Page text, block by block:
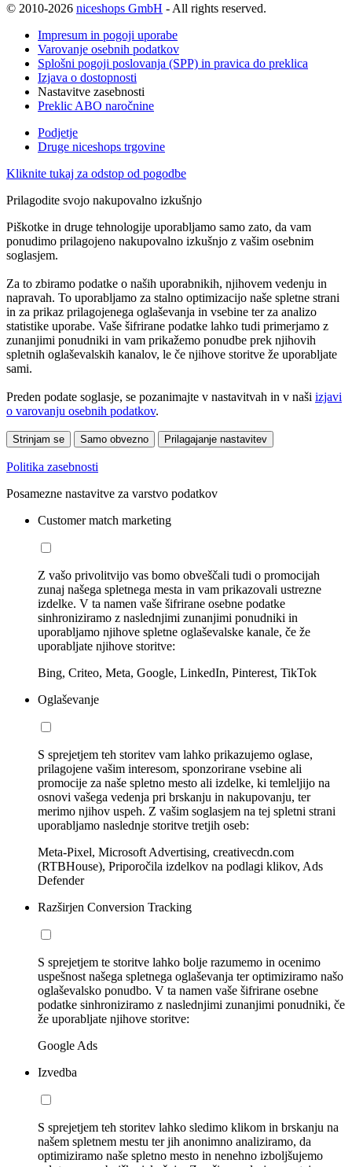
© 2010-2026 niceshops GmbH - All rights reserved.
Impresum in pogoji uporabe
Varovanje osebnih podatkov
Splošni pogoji poslovanja (SPP) in pravica do preklica
Izjava o dostopnosti
Nastavitve zasebnosti
Preklic ABO naročnine
Podjetje
Druge niceshops trgovine
Kliknite tukaj za odstop od pogodbe
Prilagodite svojo nakupovalno izkušnjo
Piškotke in druge tehnologije uporabljamo samo zato, da vam
ponudimo prilagojeno nakupovalno izkušnjo z vašim osebnim
soglasjem.
Za to zbiramo podatke o naših uporabnikih, njihovem vedenju in
napravah. To uporabljamo za stalno optimizacijo naše spletne strani
in za prikaz prilagojenega oglaševanja in vsebine ter za analizo
statistike uporabe. Vaše šifrirane podatke lahko tudi primerjamo z
zunanjimi ponudniki in vam prikažemo ponudbe prek njihovih
spletnih oglaševalskih kanalov, le če njihove storitve že uporabljate
sami.
Preden podate soglasje, se pozanimajte v nastavitvah in v naši izjavi
o varovanju osebnih podatkov.
Strinjam se Samo obvezno Prilagajanje nastavitev
Politika zasebnosti
Posamezne nastavitve za varstvo podatkov
Customer match marketing
Z vašo privolitvijo vas bomo obveščali tudi o promocijah
zunaj našega spletnega mesta in vam prikazovali ustrezne
izdelke. V ta namen vaše šifrirane osebne podatke
sinhroniziramo z naslednjimi zunanjimi ponudniki in
uporabljamo njihove spletne oglaševalske kanale, če že
uporabljate njihove storitve:
Bing, Criteo, Meta, Google, LinkedIn, Pinterest, TikTok
Oglaševanje
S sprejetjem teh storitev vam lahko prikazujemo oglase,
prilagojene vašim interesom, sponzorirane vsebine ali
promocije za naše spletno mesto ali izdelke, ki temleljijo na
osnovi vašega vedenja pri brskanju in nakupovanju, ter
merimo njihov uspeh. Z vašim soglasjem na tej spletni strani
uporabljamo naslednje storitve tretjih oseb:
Meta-Pixel, Microsoft Advertising, creativecdn.com
(RTBHouse), Priporočila izdelkov na podlagi klikov, Ads
Defender
Razširjen Conversion Tracking
S sprejetjem te storitve lahko bolje razumemo in ocenimo
uspešnost našega spletnega oglaševanja ter optimiziramo našo
oglaševalsko ponudbo. V ta namen vaše šifrirane osebne
podatke sinhroniziramo z naslednjimi zunanjimi ponudniki, če
že uporabljate njihove storitve:
Google Ads
Izvedba
S sprejetjem teh storitev lahko sledimo klikom in brskanju na
našem spletnem mestu ter jih anonimno analiziramo, da
optimiziramo naše spletno mesto in nenehno izboljšujemo